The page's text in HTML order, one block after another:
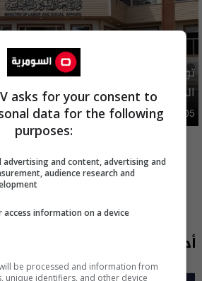
توضيح رسمي بشأن إلغاء شمول فئات من
الحماية الاجتماعية
21.18% 05:43 | 2026-08-05
المزيد
أحدث الحلقات
asks for your consent to
data for the following
purposes:
advertising and content, advertising and
audience research and
access information on a device
be processed and information from
unique identifiers, and other device